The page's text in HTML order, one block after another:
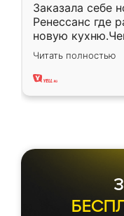
Заказала себе
Ренессанс где
новую
вполне
два года,
Читать полностью